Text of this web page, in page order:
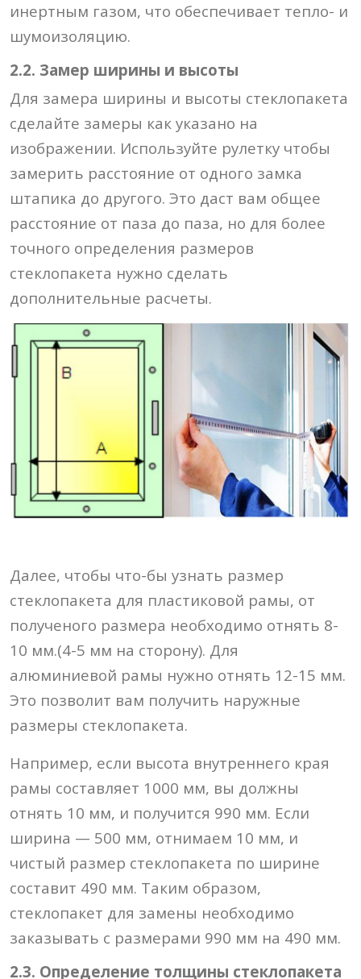
инертным газом, что обеспечивает тепло- и
шумоизоляцию.
2.2. Замер ширины и высоты
Для замера ширины и высоты стеклопакета
сделайте замеры как указано на
изображении. Используйте рулетку чтобы
замерить расстояние от одного замка
штапика до другого. Это даст вам общее
расстояние от паза до паза, но для более
точного определения размеров
стеклопакета нужно сделать
дополнительные расчеты.
Далее, чтобы что-бы узнать размер
стеклопакета для пластиковой рамы, от
полученого размера необходимо отнять 8-
10 мм.(4-5 мм на сторону). Для
алюминиевой рамы нужно отнять 12-15 мм.
Это позволит вам получить наружные
размеры стеклопакета.
Например, если высота внутреннего края
рамы составляет 1000 мм, вы должны
отнять 10 мм, и получится 990 мм. Если
ширина — 500 мм, отнимаем 10 мм, и
чистый размер стеклопакета по ширине
составит 490 мм. Таким образом,
стеклопакет для замены необходимо
заказывать с размерами 990 мм на 490 мм.
2.3. Определение толщины стеклопакета